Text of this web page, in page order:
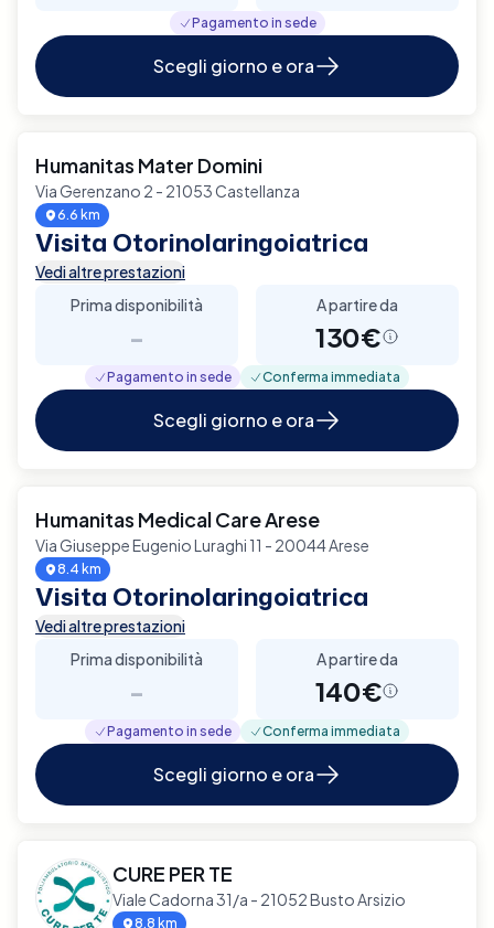
Pagamento in sede
Scegli giorno e ora
Humanitas Mater Domini
Via Gerenzano 2 - 21053 Castellanza
6.6 km
Visita Otorinolaringoiatrica
Vedi altre prestazioni
Prima disponibilità
-
A partire da
130€
Pagamento in sede Conferma immediata
Scegli giorno e ora
Humanitas Medical Care Arese
Via Giuseppe Eugenio Luraghi 11 - 20044 Arese
8.4 km
Visita Otorinolaringoiatrica
Vedi altre prestazioni
Prima disponibilità
-
A partire da
140€
Pagamento in sede Conferma immediata
Scegli giorno e ora
CURE PER TE
Viale Cadorna 31/a - 21052 Busto Arsizio
8.8 km